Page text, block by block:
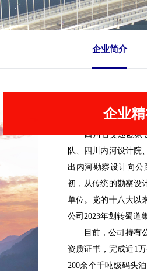
企业简介
企业
四川省交通勘察
队、四川内河设计院
出内河勘察设计向公
初，从传统的勘察设
单位。党的十八大以
公司2023年划转蜀道
目前，公司持有
资质证书，完成近1
200余个千吨级码头